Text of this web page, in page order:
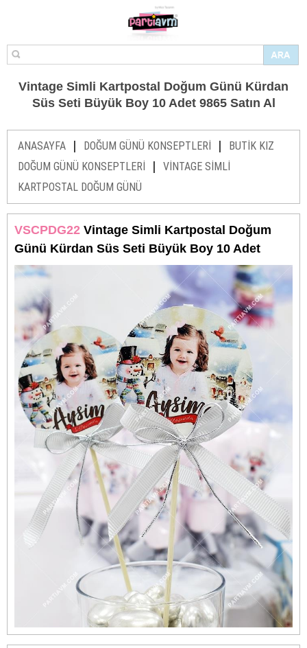
Vintage Simli Kartpostal Doğum Günü Kürdan
Süs Seti Büyük Boy 10 Adet 9865 Satın Al
ANASAYFA | DOĞUM GÜNÜ KONSEPTLERİ |
BUTİK KIZ
DOĞUM GÜNÜ KONSEPTLERİ
|
VİNTAGE SİMLİ
KARTPOSTAL DOĞUM GÜNÜ
VSCPDG22 Vintage Simli Kartpostal Doğum
Günü Kürdan Süs Seti Büyük Boy 10 Adet